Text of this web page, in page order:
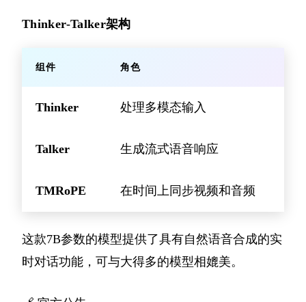
Thinker-Talker架构
组件 角色
Thinker 处理多模态输入
Talker 生成流式语音响应
TMRoPE 在时间上同步视频和音频
这款7B参数的模型提供了具有自然语音合成的实
时对话功能，可与大得多的模型相媲美。